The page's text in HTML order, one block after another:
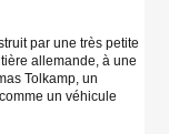
par une très petite
allemande, à une
Tolkamp, un
un véhicule